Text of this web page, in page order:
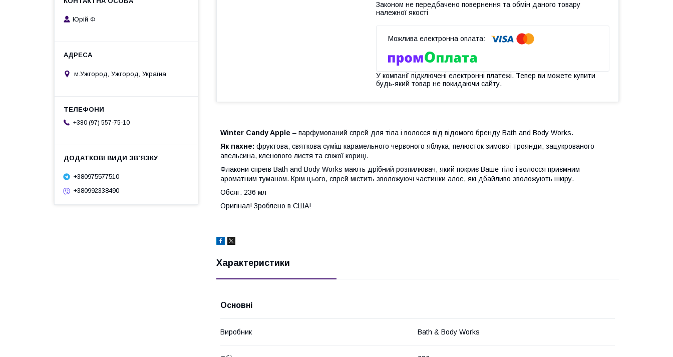
Законом не передбачено повернення та обмін даного товару
належної якості
У компанії підключені електронні платежі. Тепер ви можете купити
будь-який товар не покидаючи сайту.
Winter Candy Apple – парфумований спрей для тіла і волосся від відомого бренду Bath and Body Works.
Як пахне: фруктова, святкова суміш карамельного червоного яблука, пелюсток зимової троянди, зацукрованого
апельсина, кленового листя та свіжої кориці.
Флакони спреїв Bath and Body Works мають дрібний розпилювач, який покриє Ваше тіло і волосся приємним
ароматним туманом. Крім цього, спрей містить зволожуючі частинки алое, які дбайливо зволожують шкіру.
Обсяг: 236 мл
Оригінал! Зроблено в США!
Характеристики
Основні
Виробник Bath & Body Works
Юрій Ф
м.Ужгород, Ужгород, Україна
+380 (97) 557-75-10
+380975577510
+380992338490